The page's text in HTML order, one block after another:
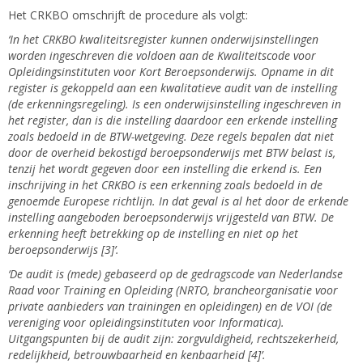
Het CRKBO omschrijft de procedure als volgt:
‘In het CRKBO kwaliteitsregister kunnen onderwijsinstellingen
worden ingeschreven die voldoen aan de Kwaliteitscode voor
Opleidingsinstituten voor Kort Beroepsonderwijs. Opname in dit
register is gekoppeld aan een kwalitatieve audit van de instelling
(de erkenningsregeling). Is een onderwijsinstelling ingeschreven in
het register, dan is die instelling daardoor een erkende instelling
zoals bedoeld in de BTW-wetgeving. Deze regels bepalen dat niet
door de overheid bekostigd beroepsonderwijs met BTW belast is,
tenzij het wordt gegeven door een instelling die erkend is. Een
inschrijving in het CRKBO is een erkenning zoals bedoeld in de
genoemde Europese richtlijn. In dat geval is al het door de erkende
instelling aangeboden beroepsonderwijs vrijgesteld van BTW. De
erkenning heeft betrekking op de instelling en niet op het
beroepsonderwijs [3]’.
‘De audit is (mede) gebaseerd op de gedragscode van Nederlandse
Raad voor Training en Opleiding (NRTO, brancheorganisatie voor
private aanbieders van trainingen en opleidingen) en de VOI (de
vereniging voor opleidingsinstituten voor Informatica).
Uitgangspunten bij de audit zijn: zorgvuldigheid, rechtszekerheid,
redelijkheid, betrouwbaarheid en kenbaarheid [4]’.